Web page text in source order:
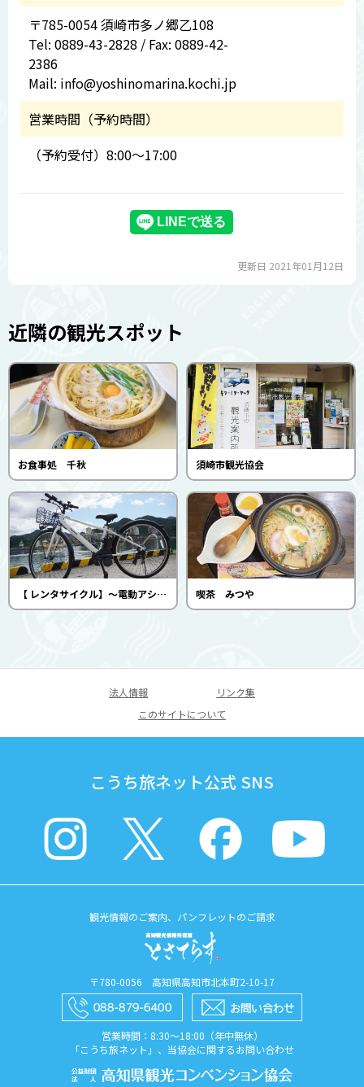
〒785-0054 須崎市多ノ郷乙108
Tel: 0889-43-2828 / Fax: 0889-42-
2386
Mail: info@yoshinomarina.kochi.jp
営業時間（予約時間）
（予約受付）8:00～17:00
更新日 2021年01月12日
近隣の観光スポット
お食事処 千秋 須崎市観光協会
【 レンタサイクル】～電動アシスト付 スポーツタイプ～（須崎市観光協会） 喫茶 みつや
法人情報
リンク集
このサイトについて
こうち旅ネット公式 SNS
観光情報のご案内、パンフレットのご請求
〒780-0056 高知県高知市北本町2-10-17
営業時間：8:30〜18:00（年中無休）
「こうち旅ネット」、当協会に関するお問い合わせ